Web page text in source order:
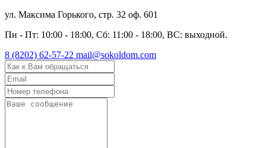
ул. Максима Горького, стр. 32 оф. 601
Пн - Пт: 10:00 - 18:00, Сб: 11:00 - 18:00, ВС: выходной.
8 (8202) 62-57-22 mail@sokoldom.com